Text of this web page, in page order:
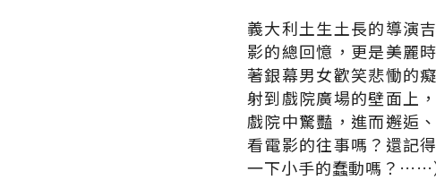
義大利土生土長的導演
影的總回憶，更是美麗
著銀幕男女歡笑悲慟的
射到戲院廣場的壁面上
戲院中驚豔，進而邂逅
看電影的往事嗎？還記
一下小手的蠢動嗎？……